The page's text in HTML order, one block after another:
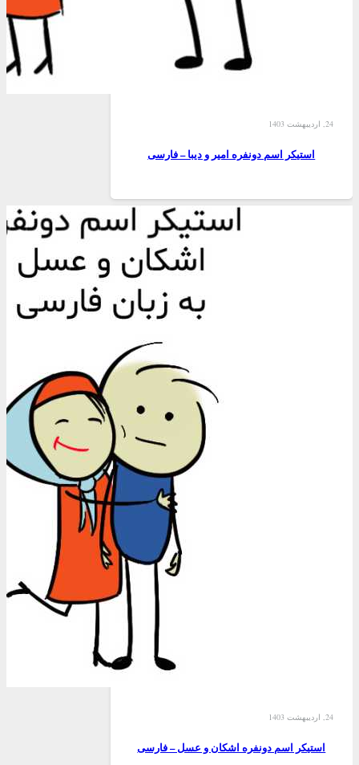
24, اردیبهشت 1403
استیکر اسم دونفره امیر و دیبا – فارسی
24, اردیبهشت 1403
استیکر اسم دونفره اشکان و عسل – فارسی